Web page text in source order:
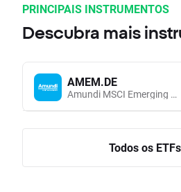
PRINCIPAIS INSTRUMENTOS
Descubra mais
AMEM.DE
Amundi MSCI Emerging Markets UCITS (Acc EUR)
Todos os ETFs